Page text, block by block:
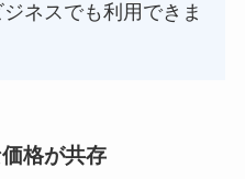
ネスでも利用できま
格が共存